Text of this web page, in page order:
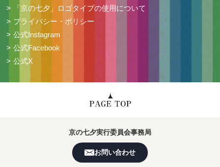
「京の七夕」ロゴタイプの使用について
プライバシー・ポリシー
公式Instagram
公式Facebook
公式X
京の七夕実行委員会事務局
お問い合わせ